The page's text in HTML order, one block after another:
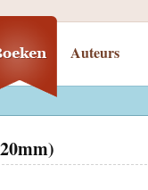
Auteurs